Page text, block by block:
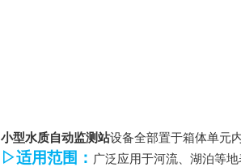
小型水质自动监测站设备全部置于箱体单元
▷适用范围： 广泛应用于河流、湖泊等